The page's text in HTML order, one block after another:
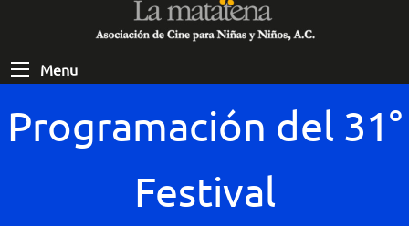
Menu
Programación del 31°
Festival